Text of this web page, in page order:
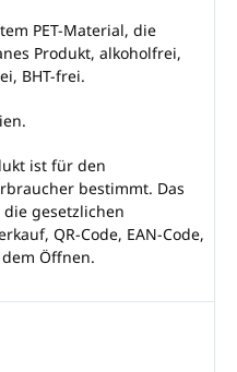
PET-Material, die
Produkt, alkoholfrei,
BHT-frei.
ist für den
bestimmt. Das
gesetzlichen
QR-Code, EAN-Code,
Öffnen.